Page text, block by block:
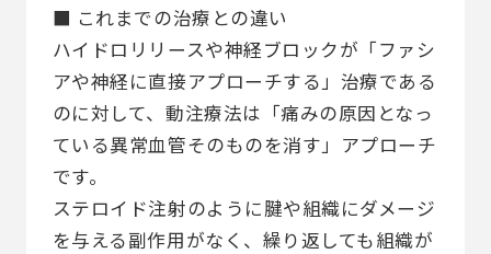
■ これまでの治療との違い
ハイドロリリースや神経ブロックが「ファシ
アや神経に直接アプローチする」治療である
のに対して、動注療法は「痛みの原因となっ
ている異常血管そのものを消す」アプローチ
です。
ステロイド注射のように腱や組織にダメージ
を与える副作用がなく、繰り返しても組織が